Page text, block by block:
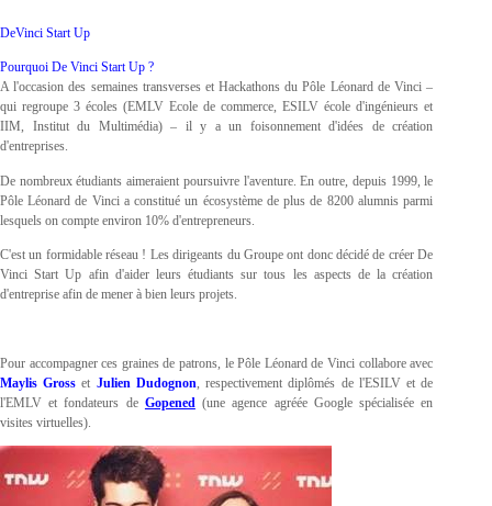
DeVinci Start Up
Pourquoi De Vinci Start Up ?
A l'occasion des semaines transverses et Hackathons du Pôle Léonard de Vinci –
qui regroupe 3 écoles (EMLV Ecole de commerce, ESILV école d'ingénieurs et
IIM, Institut du Multimédia) – il y a un foisonnement d'idées de création
d'entreprises.
De nombreux étudiants aimeraient poursuivre l'aventure. En outre, depuis 1999, le
Pôle Léonard de Vinci a constitué un écosystème de plus de 8200 alumnis parmi
lesquels on compte environ 10% d'entrepreneurs.
C'est un formidable réseau ! Les dirigeants du Groupe ont donc décidé de créer De
Vinci Start Up afin d'aider leurs étudiants sur tous les aspects de la création
d'entreprise afin de mener à bien leurs projets.
Pour accompagner ces graines de patrons, le Pôle Léonard de Vinci collabore avec
Maylis Gross et Julien Dudognon , respectivement diplômés de l'ESILV et de
l'EMLV et fondateurs de Gopened (une agence agréée Google spécialisée en
visites virtuelles).